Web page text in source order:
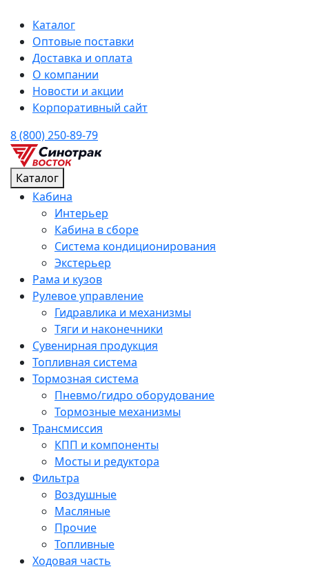
Каталог
Оптовые поставки
Доставка и оплата
О компании
Новости и акции
Корпоративный сайт
8 (800) 250-89-79
Каталог
Кабина
Интерьер
Кабина в сборе
Система кондиционирования
Экстерьер
Рама и кузов
Рулевое управление
Гидравлика и механизмы
Тяги и наконечники
Сувенирная продукция
Топливная система
Тормозная система
Пневмо/гидро оборудование
Тормозные механизмы
Трансмиссия
КПП и компоненты
Мосты и редуктора
Фильтра
Воздушные
Масляные
Прочие
Топливные
Ходовая часть